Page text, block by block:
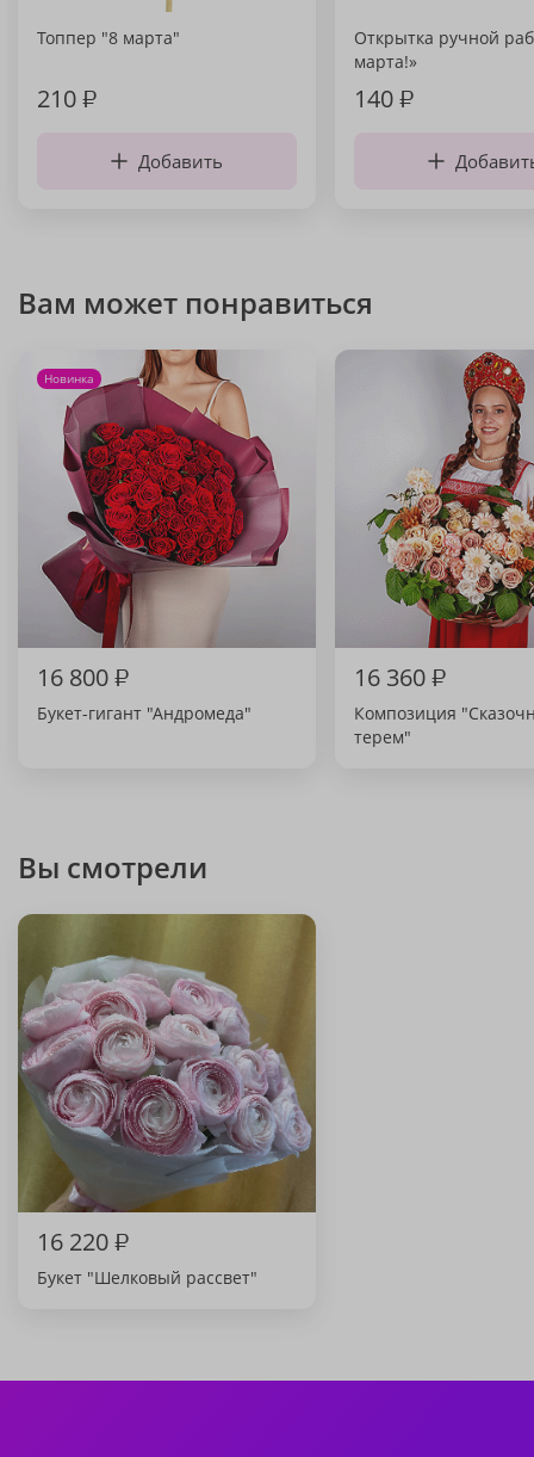
Топпер "8 марта"
210₽
Добавить
Открытка ручной
марта!»
140₽
Вам может понравиться
Новинка
16 800₽
Букет-гигант "Андромеда"
16 360₽
Композиция
терем"
Вы смотрели
16 220₽
Букет "Шелковый рассвет"